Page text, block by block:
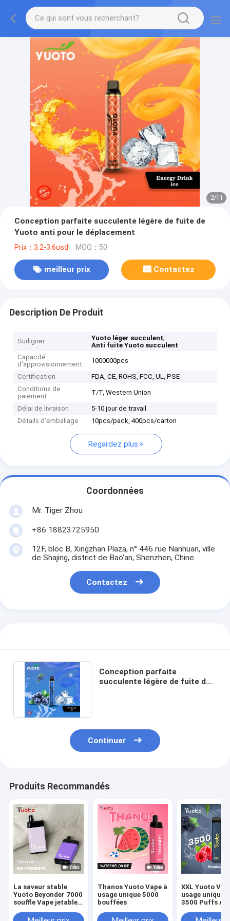
2/11
Conception parfaite succulente légère de fuite de
Yuoto anti pour le déplacement
Prix：3.2-3.6usd MOQ：50
meilleur prix Contactez
Description De Produit
Surligner Yuoto léger succulent,
Anti fuite Yuoto succulent
Capacité
d'approvisionnement
1000000pcs
Certification
FDA, CE, ROHS, FCC, UL, PSE
Conditions de
paiement
T/T, Western Union
Délai de livraison
5-10 jour de travail
Détails d'emballage
10pcs/pack, 400pcs/carton
Regardez plus
Coordonnées
Mr. Tiger Zhou
+86 18823725950
12F, bloc B, Xingzhan Plaza, n° 446 rue Nanhuan, ville
de Shajing, district de Bao'an, Shenzhen, Chine
Contactez
Conception parfaite
succulente légère de fuite de
Continuer
Produits Recommandés
La saveur stable
Yuoto Beyonder 7000
souffle Vape jetable
Thanos Yuoto Vape à
usage unique 5000
bouffées
XXL Yuoto
usage unique
3500 Puffs